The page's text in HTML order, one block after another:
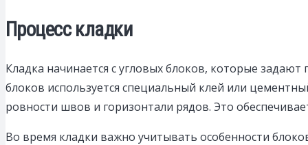
Процесс кладки
Кладка начинается с угловых блоков, которые
блоков используется специальный клей или
ровности швов и горизонтали рядов. Это
Во время кладки важно учитывать особенности